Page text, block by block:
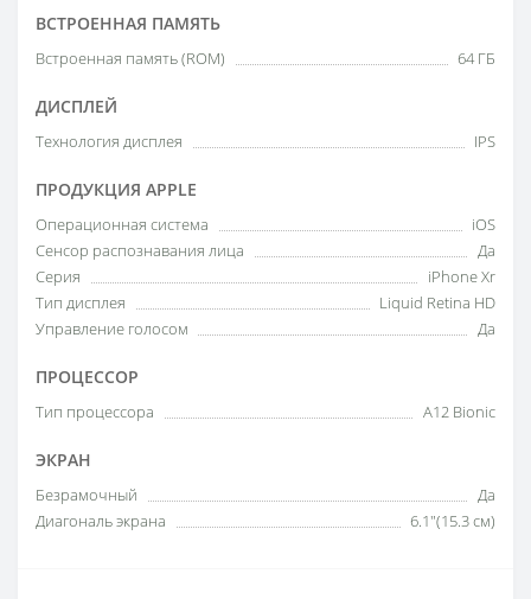
ВСТРОЕННАЯ ПАМЯТЬ
Встроенная память (ROM) 64 ГБ
ДИСПЛЕЙ
Технология дисплея IPS
ПРОДУКЦИЯ APPLE
Операционная система
iOS
Сенсор распознавания лица
Да
Серия
iPhone Xr
Тип дисплея
Liquid Retina HD
Управление голосом
Да
ПРОЦЕССОР
Тип процессора A12 Bionic
ЭКРАН
Безрамочный
Да
Диагональ экрана
6.1"(15.3 см)